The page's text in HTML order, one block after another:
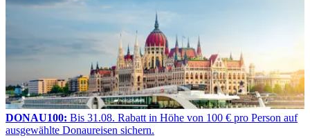
DONAU100: Bis 31.08. Rabatt in Höhe von 100 € pro Person auf
ausgewählte Donaureisen sichern.